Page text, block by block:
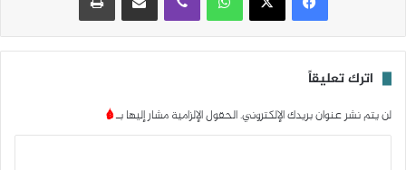
اترك تعليقاً
لن يتم نشر عنوان بريدك الإلكتروني.الحقول الإلزامية مشار إليها بـ*